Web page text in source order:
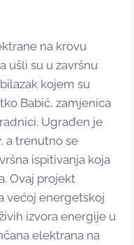
na krovu
ušli su u završnu
kojem su
Babić, zamjenica
Ugrađen je
a trenutno se
ispitivanja koja
Ovaj projekt
većoj energetskoj
izvora energije u
elektrana na